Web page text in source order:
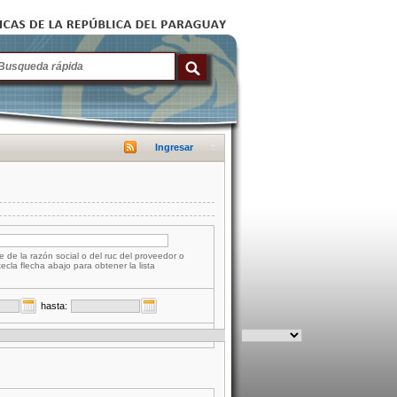
Ingresar
de la razón social o del ruc del proveedor o
flecha abajo para obtener la lista
hasta: